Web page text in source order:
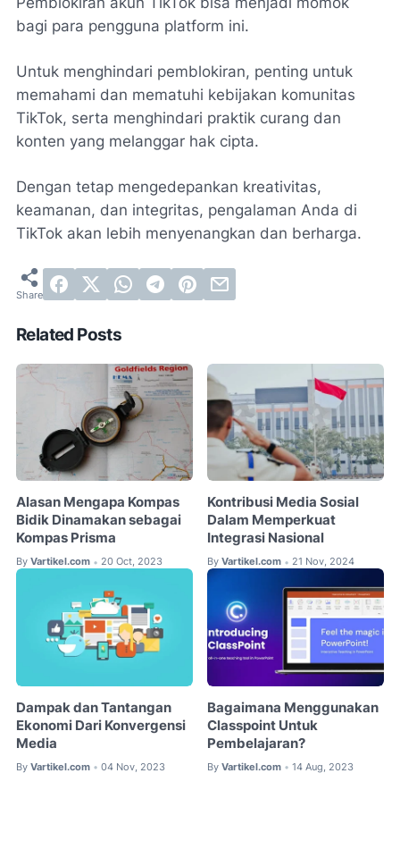
bagi para pengguna platform ini.
Untuk menghindari pemblokiran, penting untuk
memahami dan mematuhi kebijakan komunitas
TikTok, serta menghindari praktik curang dan
konten yang melanggar hak cipta.
Dengan tetap mengedepankan kreativitas,
keamanan, dan integritas, pengalaman Anda di
TikTok akan lebih menyenangkan dan berharga.
Related Posts
Alasan Mengapa Kompas
Bidik Dinamakan sebagai
Kompas Prisma
By Vartikel.com • 20 Oct, 2023
Kontribusi Media Sosial
Dalam Memperkuat
Integrasi Nasional
By Vartikel.com • 21 Nov, 2024
Dampak dan Tantangan
Ekonomi Dari Konvergensi
Media
By Vartikel.com • 04 Nov, 2023
Bagaimana Menggunakan
Classpoint Untuk
Pembelajaran?
By Vartikel.com • 14 Aug, 2023